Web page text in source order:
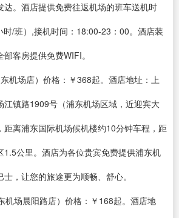
达。酒店提供免费往返机场的班车送机时
/班）,接机时间：18:00-23：00。酒店装
客房提供免费WIFI。
机场店）价格：￥368起。酒店地址：上
江镇路1909号（浦东机场区域，近迎宾大
距离浦东国际机场候机楼约10分钟车程，距
1.5公里。酒店为各位贵宾免费提供浦东机
，让您的旅途更为顺畅、舒心。
机场晨阳路店）价格：￥168起。酒店地